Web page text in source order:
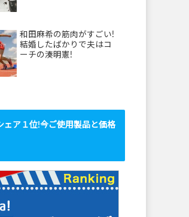
和田麻希の筋肉がすごい!
結婚したばかりで夫はコ
ーチの湊明憲!
ェア１位!今ご使用製品と価格